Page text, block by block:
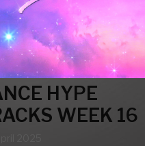
HYPE
WEEK 16